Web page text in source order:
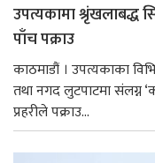
उपत्यकामा श्रृंखलाबद्ध
पाँच पक्राउ
काठमाडौं । उपत्यकाका
तथा नगद लुटपाटमा संलग्न
प्रहरीले पक्राउ...